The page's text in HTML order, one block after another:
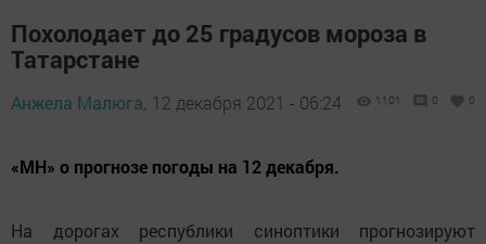
Похолодает до 25 градусов мороза в
Татарстане
Анжела Малюга, 12 декабря 2021 - 06:24 1101 0 0
«МН» о прогнозе погоды на 12 декабря.
На дорогах республики синоптики прогнозируют